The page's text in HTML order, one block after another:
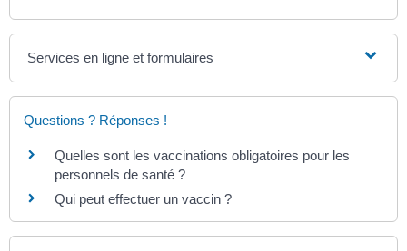
Services en ligne et formulaires
Questions ? Réponses !
Quelles sont les vaccinations obligatoires pour les
personnels de santé ?
Qui peut effectuer un vaccin ?